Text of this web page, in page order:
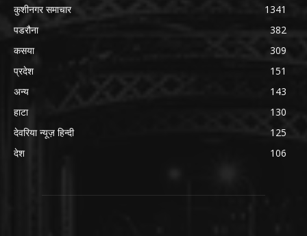
कुशीनगर समाचार
1341
पडरौना
382
कसया
309
प्रदेश
151
अन्य
143
हाटा
130
देवरिया न्यूज़ हिन्दी
125
देश
106